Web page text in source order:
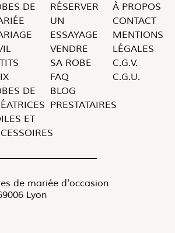
DE
DE
ET
RÉSERVER
UN
ESSAYAGE
VENDRE
SA ROBE
FAQ
BLOG
PRESTATAIRES
À PROPOS
CONTACT
MENTIONS
LÉGALES
C.G.V.
C.G.U.
de mariée d'occasion
Lyon